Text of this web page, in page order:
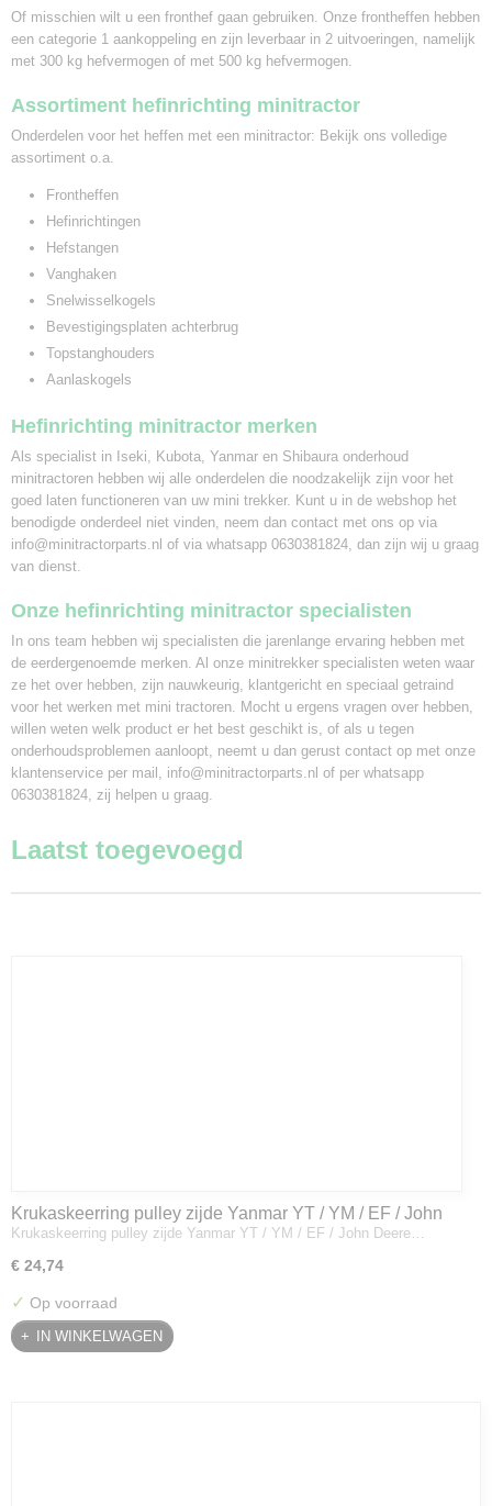
Of misschien wilt u een fronthef gaan gebruiken. Onze frontheffen hebben
een categorie 1 aankoppeling en zijn leverbaar in 2 uitvoeringen, namelijk
met 300 kg hefvermogen of met 500 kg hefvermogen.
Assortiment hefinrichting minitractor
Onderdelen voor het heffen met een minitractor: Bekijk ons volledige
assortiment o.a.
Frontheffen
Hefinrichtingen
Hefstangen
Vanghaken
Snelwisselkogels
Bevestigingsplaten achterbrug
Topstanghouders
Aanlaskogels
Hefinrichting minitractor merken
Als specialist in Iseki, Kubota, Yanmar en Shibaura onderhoud
minitractoren hebben wij alle onderdelen die noodzakelijk zijn voor het
goed laten functioneren van uw mini trekker. Kunt u in de webshop het
benodigde onderdeel niet vinden, neem dan contact met ons op via
info@minitractorparts.nl of via whatsapp 0630381824, dan zijn wij u graag
van dienst.
Onze hefinrichting minitractor specialisten
In ons team hebben wij specialisten die jarenlange ervaring hebben met
de eerdergenoemde merken. Al onze minitrekker specialisten weten waar
ze het over hebben, zijn nauwkeurig, klantgericht en speciaal getraind
voor het werken met mini tractoren. Mocht u ergens vragen over hebben,
willen weten welk product er het best geschikt is, of als u tegen
onderhoudsproblemen aanloopt, neemt u dan gerust contact op met onze
klantenservice per mail, info@minitractorparts.nl of per whatsapp
0630381824, zij helpen u graag.
Laatst toegevoegd
Krukaskeerring pulley zijde Yanmar YT / YM / EF / John
Deere - 119934-01800
Krukaskeerring pulley zijde Yanmar YT / YM / EF / John Deere…
€ 24,74
✓ Op voorraad
IN WINKELWAGEN